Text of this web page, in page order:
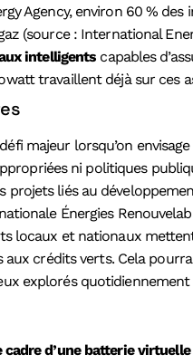
Agency, environ 60 %
(source : International
intelligents capables
travaillent déjà sur
majeur lorsqu’on
ni politiques
projets liés au
Énergies
locaux et nationaux
aux crédits verts. Cela
explorés
d’une batterie virtuelle